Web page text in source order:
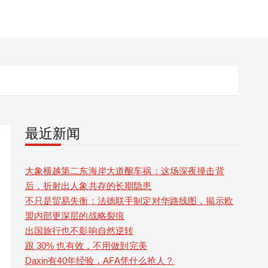
最近新闻
大象横越第二东海岸大道酿车祸：这场深夜撞击背
后，折射出人象共存的长期隐患
不只是贸易失衡：法德联手制定对华路线图，揭示欧
盟内部更深层的战略裂痕
出国旅行也不影响自然逆转
跟 30% 也有效，不用做到完美
Daxin有40年经验，AFA凭什么抢人？